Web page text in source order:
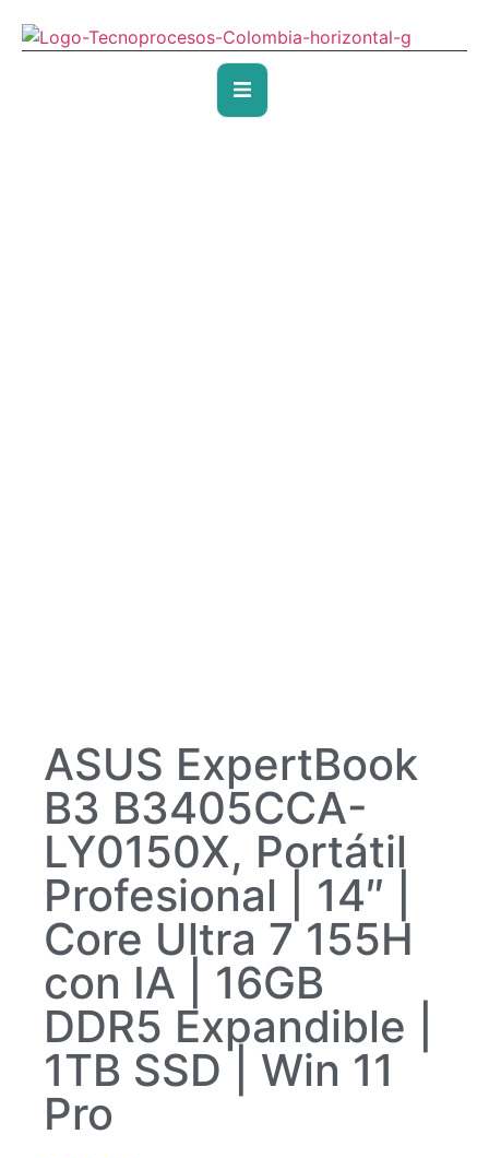
ASUS ExpertBook
B3 B3405CCA-
LY0150X, Portátil
Profesional | 14″ |
Core Ultra 7 155H
con IA | 16GB
DDR5 Expandible |
1TB SSD | Win 11
Pro